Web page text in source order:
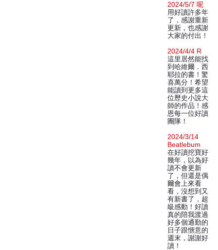
2024/5/7 呢
用好讀許多年
了，感謝重新
更新，也感謝
大家的付出！
2024/4/4 R
這里居然能找
到哈維爾．西
耶拉的書！驚
喜萬分！希望
能讀到更多這
位歷史小說大
師的作品！感
恩每一位好讀
團隊！
2024/3/14
Beatlebum
在好讀挖寶好
幾年，以為好
讀不會更新
了，但還是偶
爾會上來看
看，沒想到又
有新書了，超
級感動！好讀
真的陪我渡過
好多個通勤的
日子跟愜意的
週末，謝謝好
讀！